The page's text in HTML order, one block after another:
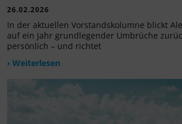
26.02.2026
In der aktuellen Vorstandskolumne blickt
auf ein Jahr grundlegender Umbrüche
persönlich – und richtet
› Weiterlesen